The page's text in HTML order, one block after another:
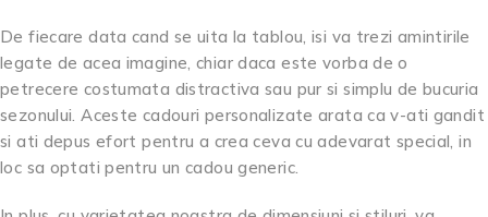
De fiecare data cand se uita la tablou, isi va trezi amintirile
legate de acea imagine, chiar daca este vorba de o
petrecere costumata distractiva sau pur si simplu de bucuria
sezonului. Aceste cadouri personalizate arata ca v-ati gandit
si ati depus efort pentru a crea ceva cu adevarat special, in
loc sa optati pentru un cadou generic.